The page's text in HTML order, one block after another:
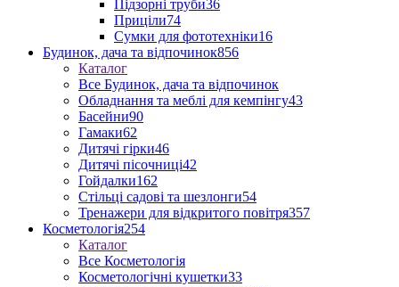
Підзорні труби36
Приціли74
Сумки для фототехніки16
Будинок, дача та відпочинок856
Каталог
Все Будинок, дача та відпочинок
Обладнання та меблі для кемпінгу43
Басейни90
Гамаки62
Дитячі гірки46
Дитячі пісочниці42
Гойдалки162
Стільці садові та шезлонги54
Тренажери для відкритого повітря357
Косметологія254
Каталог
Все Косметологія
Косметологічні кушетки33